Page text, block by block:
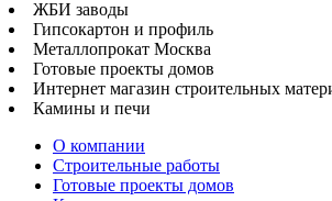
ЖБИ заводы
Гипсокартон и профиль
Металлопрокат Москва
Готовые проекты домов
Интернет магазин строительных
Камины и печи
О компании
Строительные работы
Готовые проекты домов